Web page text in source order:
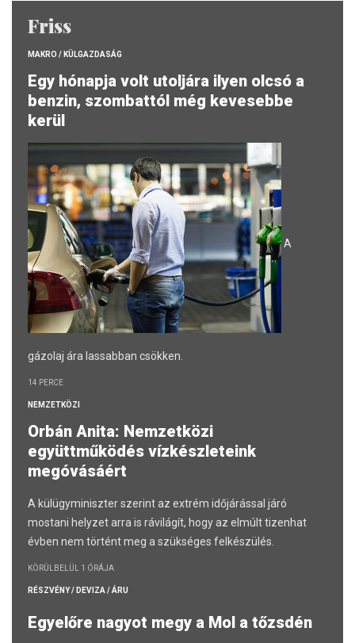
Friss
MAKRO / KÜLGAZDASÁG
Egy hónapja volt utoljára ilyen olcsó a
benzin, szombattól még kevesebbe
kerül
A
gázolaj ára lassabban csökken.
14 PERCE
NEMZETKÖZI
Orbán Anita: Nemzetközi
együttműködés vízkészleteink
megóvásáért
A külügyminiszter szerint az extrém időjárással járó
mostani helyzet arra is rávilágít, hogy az elmúlt tizenhat
évben nem történt meg a szükséges felkészülés.
KÖRÜLBELÜL 1 ÓRÁJA
RÉSZVÉNY / DEVIZA / ÁRU
Egyelőre nagyot megy a Mol a tőzsdén